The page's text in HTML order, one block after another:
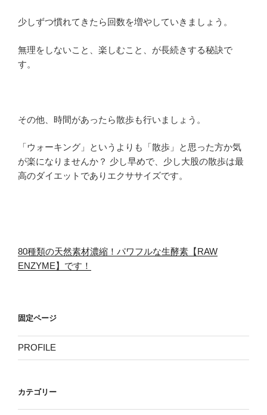
少しずつ慣れてきたら回数を増やしていきましょう。
無理をしないこと、楽しむこと、が長続きする秘訣で
す。
その他、時間があったら散歩も行いましょう。
「ウォーキング」というよりも「散歩」と思った方か気
が楽になりませんか？ 少し早めで、少し大股の散歩は最
高のダイエットでありエクササイズです。
80種類の天然素材濃縮！パワフルな生酵素【RAW
ENZYME】です！
固定ページ
PROFILE
カテゴリー